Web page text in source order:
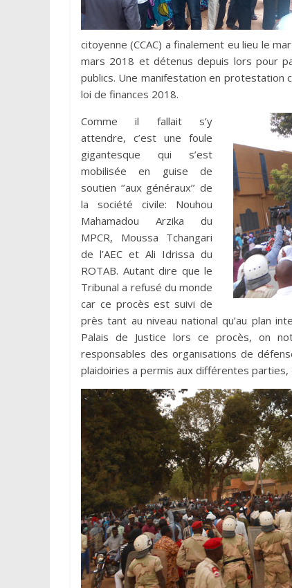
citoyenne (CCAC) a finalement eu lieu le
mars 2018 et détenus depuis lors pour
publics. Une manifestation en protestation
loi de finances 2018.
Comme il fallait s’y
attendre, c’est une foule
gigantesque qui s’est
mobilisée en guise de
soutien ‘’aux généraux’’ de
la société civile: Nouhou
Mahamadou Arzika du
MPCR, Moussa Tchangari
de l’AEC et Ali Idrissa du
ROTAB. Autant dire que le
Tribunal a refusé du monde
car ce procès est suivi de
près tant au niveau national qu’au plan
Palais de Justice lors ce procès, on
responsables des organisations de
plaidoiries a permis aux différentes